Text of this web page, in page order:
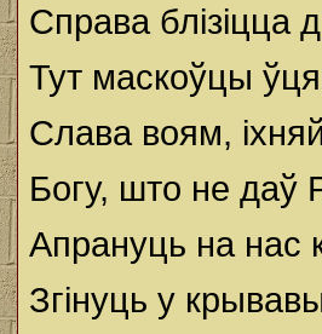
Справа блізіцца
Тут маскоўцы
Слава воям,
Богу, што не даў
Апрануць на нас
Згінуць у